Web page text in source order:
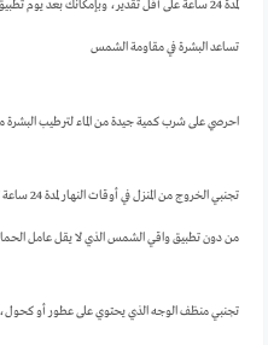
لمدة 24 ساعة على أقل تقدير، وبإمكانك بعد يوم
تساعد البشرة في مقاومة الشمس
احرصي على شرب كمية جيدة من الماء لترطيب البشرة
تجنبي
من دون تطبيق واقي الشمس الذي لا يقل عامل
تجنبي منظف الوجه الذي يحتوي على عطور أو كحول،